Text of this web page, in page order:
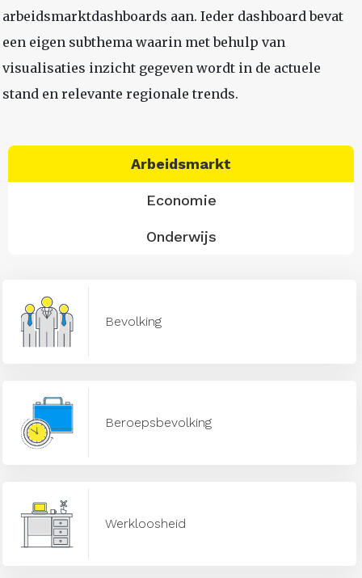
arbeidsmarktdashboards aan. Ieder dashboard bevat
een eigen subthema waarin met behulp van
visualisaties inzicht gegeven wordt in de actuele
stand en relevante regionale trends.
Arbeidsmarkt
Economie
Onderwijs
Bevolking
Beroepsbevolking
Werkloosheid